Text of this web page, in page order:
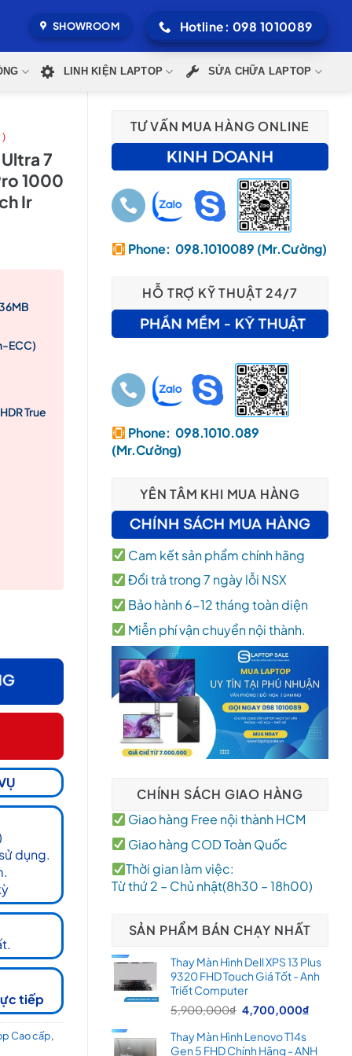
SHOWROOM Hotline: 098 1010089
LINH KIỆN LAPTOP SỬA CHỮA LAPTOP
TƯ VẤN MUA HÀNG ONLINE
Phone: 098.1010089 (Mr.Cường)
HỖ TRỢ KỸ THUẬT 24/7
Phone: 098.1010.089
(Mr.Cường)
YÊN TÂM KHI MUA HÀNG
Cam kết sản phẩm chính hãng
Đổi trả trong 7 ngày lỗi NSX
Bảo hành 6-12 tháng toàn diện
Miễn phí vận chuyển nội thành.
CHÍNH SÁCH GIAO HÀNG
Giao hàng Free nội thành HCM
Giao hàng COD Toàn Quốc
Thời gian làm việc:
Từ thứ 2 – Chủ nhật(8h30 – 18h00)
SẢN PHẨM BÁN CHẠY NHẤT
Thay Màn Hình Dell XPS 13 Plus
9320 FHD Touch Giá Tốt - Anh
Triết Computer
5,900,000₫ Giá
là:
4,700,000₫
Thay Màn Hình Lenovo T14s
Gen 5 FHD Chính Hãng - ANH
)
7
1000
Ir
ECC)
True
64Gb, SSD 512Gb, RTX Pro 1000 Blackwell 8GB GDDR7, 16″
dụng.
tiếp
Cao cấp,